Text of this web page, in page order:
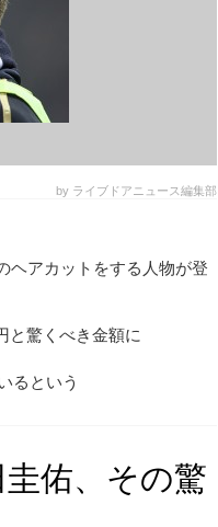
by ライブドアニュース編集部
ヘアカットをする人物が登
と驚くべき金額に
るという
佑、その驚